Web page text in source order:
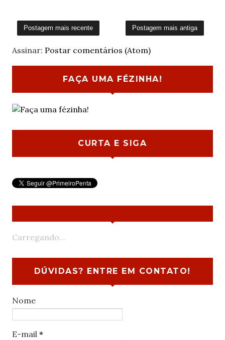
Postagem mais recente Postagem mais antiga
Assinar: Postar comentários (Atom)
FAÇA UMA FÉZINHA!
CURTA E SIGA
Carregando...
DÚVIDAS? ENTRE EM CONTATO!
Nome
E-mail *